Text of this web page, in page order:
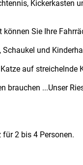
Kickerkasten
Sie Ihre
und
auf streichelnde
brauchen ...Unser
2 bis 4 Personen.